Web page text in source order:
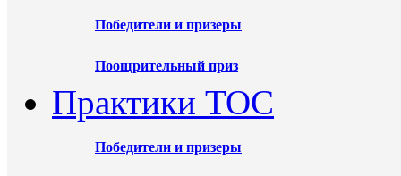
Победители и призеры
Поощрительный приз
Практики ТОС
Победители и призеры